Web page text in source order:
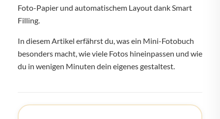
Foto-Papier und automatischem Layout dank Smart
Filling.
In diesem Artikel erfährst du, was ein Mini-Fotobuch
besonders macht, wie viele Fotos hineinpassen und wie
du in wenigen Minuten dein eigenes gestaltest.